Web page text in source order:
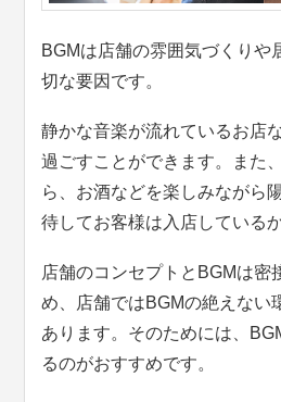
BGMは店舗の雰囲気づくりや
切な要因です。
静かな音楽が流れているお店
過ごすことができます。また
ら、お酒などを楽しみながら
待してお客様は入店している
店舗のコンセプトとBGMは密
め、店舗ではBGMの絶えない
あります。そのためには、
るのがおすすめです。